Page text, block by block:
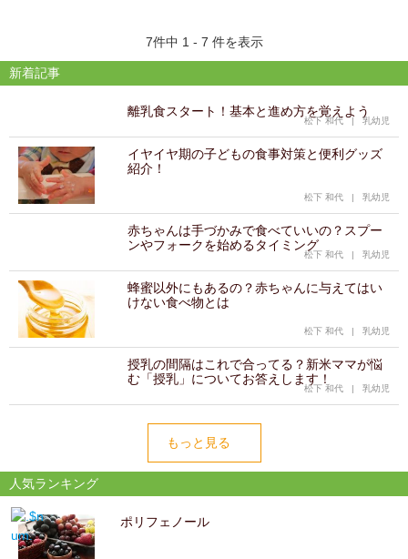
7件中 1 - 7 件を表示
新着記事
離乳食スタート！基本と進め方を覚えよう
松下 和代 | 乳幼児
イヤイヤ期の子どもの食事対策と便利グッズ
紹介！
松下 和代 | 乳幼児
赤ちゃんは手づかみで食べていいの？スプー
ンやフォークを始めるタイミング
松下 和代 | 乳幼児
蜂蜜以外にもあるの？赤ちゃんに与えてはい
けない食べ物とは
松下 和代 | 乳幼児
授乳の間隔はこれで合ってる？新米ママが悩
む「授乳」についてお答えします！
松下 和代 | 乳幼児
もっと見る
人気ランキング
ポリフェノール